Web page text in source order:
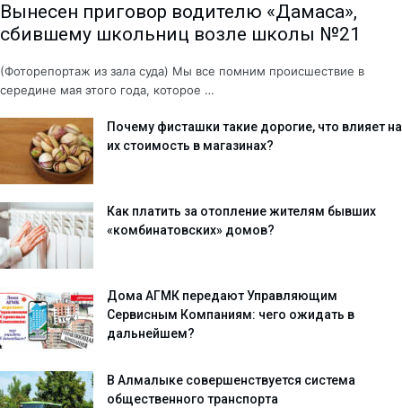
Вынесен приговор водителю «Дамаса»,
сбившему школьниц возле школы №21
(Фоторепортаж из зала суда) Мы все помним происшествие в
середине мая этого года, которое …
Почему фисташки такие дорогие, что влияет на
их стоимость в магазинах?
Как платить за отопление жителям бывших
«комбинатовских» домов?
Дома АГМК передают Управляющим
Сервисным Компаниям: чего ожидать в
дальнейшем?
В Алмалыке совершенствуется система
общественного транспорта